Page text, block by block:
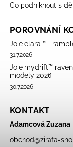
Co podniknout s
POROVNÁNÍ
Joie elara™ +
31.7.2026
Joie mydrift™
modely 2026
30.7.2026
KONTAKT
Adamcová Zuzana
obchod@zirafa-